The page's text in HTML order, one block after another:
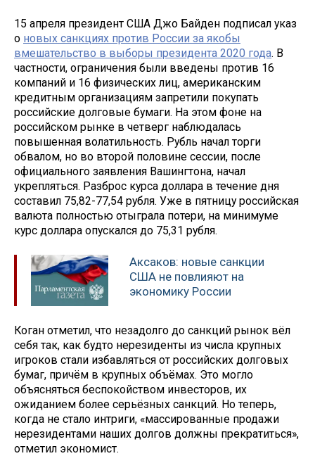
15 апреля президент США Джо Байден подписал указ
о новых санкциях против России за якобы
вмешательство в выборы президента 2020 года. В
частности, ограничения были введены против 16
компаний и 16 физических лиц, американским
кредитным организациям запретили покупать
российские долговые бумаги. На этом фоне на
российском рынке в четверг наблюдалась
повышенная волатильность. Рубль начал торги
обвалом, но во второй половине сессии, после
официального заявления Вашингтона, начал
укрепляться. Разброс курса доллара в течение дня
составил 75,82-77,54 рубля. Уже в пятницу российская
валюта полностью отыграла потери, на минимуме
курс доллара опускался до 75,31 рубля.
Аксаков: новые санкции
США не повлияют на
экономику России
Коган отметил, что незадолго до санкций рынок вёл
себя так, как будто нерезиденты из числа крупных
игроков стали избавляться от российских долговых
бумаг, причём в крупных объёмах. Это могло
объясняться беспокойством инвесторов, их
ожиданием более серьёзных санкций. Но теперь,
когда не стало интриги, «массированные продажи
нерезидентами наших долгов должны прекратиться»,
отметил экономист.